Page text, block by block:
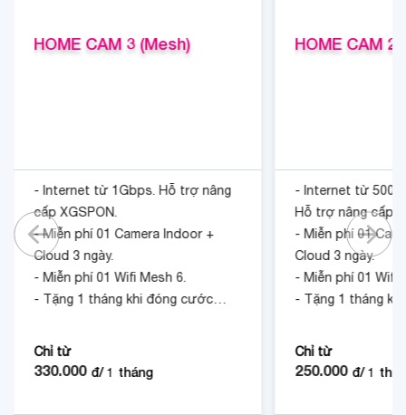
HOME CAM 3 (Mesh)
- Internet từ 1Gbps. Hỗ trợ nâng
cấp XGSPON.
- Miễn phí 01 Camera Indoor +
Cloud 3 ngày.
- Miễn phí 01 Wifi Mesh 6.
- Tặng 1 tháng khi đóng cước
Chỉ từ
330.000 đ/1 tháng
HOME CAM 2
- Internet từ
Hỗ trợ nâng cấp
- Miễn phí 01
Cloud 3 ngày.
- Miễn phí 01 Wifi
- Tặng 1 tháng
Chỉ từ
250.000 đ/1